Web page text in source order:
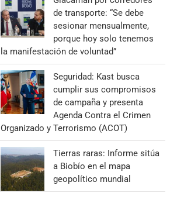
de transporte: “Se debe
sesionar mensualmente,
porque hoy solo tenemos
la manifestación de voluntad”
Seguridad: Kast busca
cumplir sus compromisos
de campaña y presenta
Agenda Contra el Crimen
Organizado y Terrorismo (ACOT)
Tierras raras: Informe sitúa
a Biobío en el mapa
geopolítico mundial